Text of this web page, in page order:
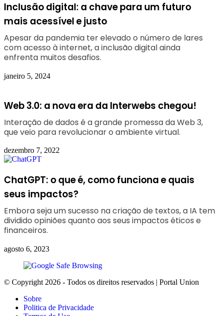
Inclusão digital: a chave para um futuro
mais acessível e justo
Apesar da pandemia ter elevado o número de lares
com acesso à internet, a inclusão digital ainda
enfrenta muitos desafios.
janeiro 5, 2024
Web 3.0: a nova era da Interwebs chegou!
Interação de dados é a grande promessa da Web 3,
que veio para revolucionar o ambiente virtual.
dezembro 7, 2022
ChatGPT: o que é, como funciona e quais
seus impactos?
Embora seja um sucesso na criação de textos, a IA tem
dividido opiniões quanto aos seus impactos éticos e
financeiros.
agosto 6, 2023
© Copyright 2026 - Todos os direitos reservados | Portal Union
Sobre
Politica de Privacidade